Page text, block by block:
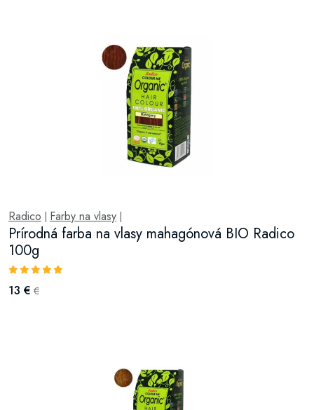
Radico Farby na vlasy
Prírodná farba na vlasy mahagónová BIO Radico
100g
13 € €